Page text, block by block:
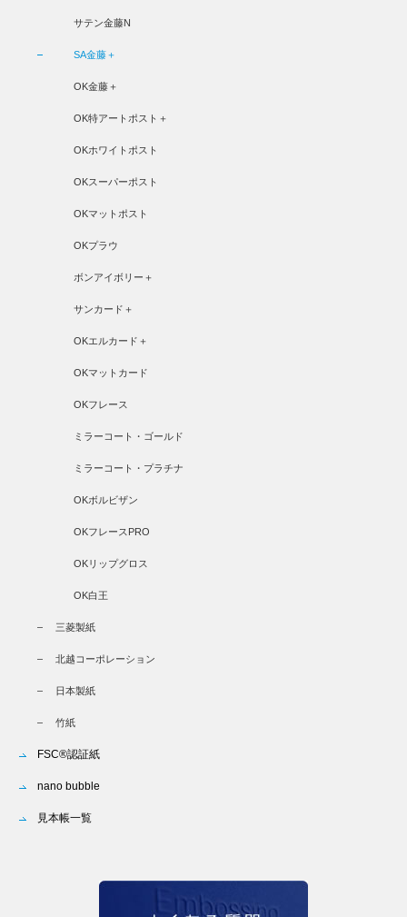
サテン金藤N
SA金藤＋
OK金藤＋
OK特アートポスト＋
OKホワイトポスト
OKスーパーポスト
OKマットポスト
OKプラウ
ボンアイボリー＋
サンカード＋
OKエルカード＋
OKマットカード
OKフレース
ミラーコート・ゴールド
ミラーコート・プラチナ
OKボルビザン
OKフレースPRO
OKリップグロス
OK白王
三菱製紙
北越コーポレーション
日本製紙
竹紙
FSC®認証紙
nano bubble
見本帳一覧